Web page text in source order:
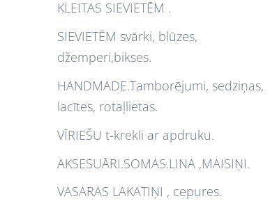
KLEITAS SIEVIETĒM .
SIEVIETĒM svārki, blūzes,
džemperi,bikses.
HANDMADE.Tamborējumi, sedziņas,
lacītes, rotaļlietas.
VĪRIEŠU t-krekli ar apdruku.
AKSESUĀRI.SOMAS.LINA ,MAISIŅI.
VASARAS LAKATIŅI , cepures.